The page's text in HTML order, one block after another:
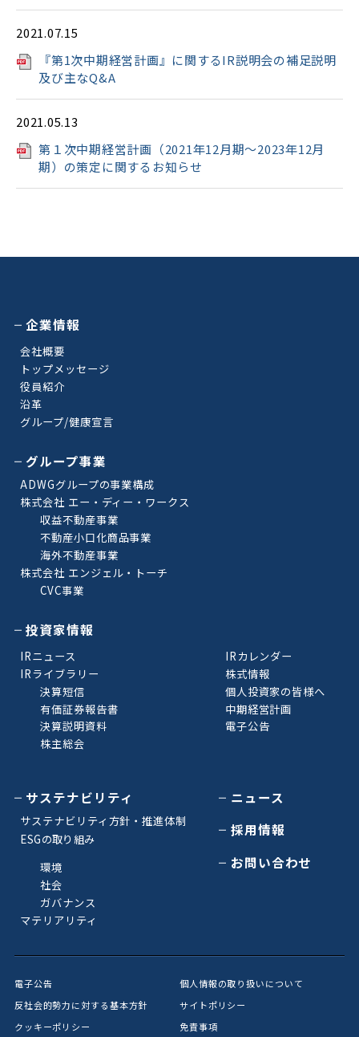
2021.07.15
『第1次中期経営計画』に関するIR説明会の補足説明
及び主なQ&A
2021.05.13
第１次中期経営計画（2021年12月期～2023年12月
期）の策定に関するお知らせ
企業情報
会社概要
トップメッセージ
役員紹介
沿革
グループ/健康宣言
グループ事業
ADWGグループの事業構成
株式会社 エー・ディー・ワークス
収益不動産事業
不動産小口化商品事業
海外不動産事業
株式会社 エンジェル・トーチ
CVC事業
投資家情報
IRニュース
IRライブラリー
決算短信
有価証券報告書
決算説明資料
株主総会
IRカレンダー
株式情報
個人投資家の皆様へ
中期経営計画
電子公告
サステナビリティ
サステナビリティ方針・推進体制
ESGの取り組み
環境
社会
ガバナンス
マテリアリティ
ニュース
採用情報
お問い合わせ
電子公告
個人情報の取り扱いについて
反社会的勢力に対する基本方針
サイトポリシー
クッキーポリシー
免責事項